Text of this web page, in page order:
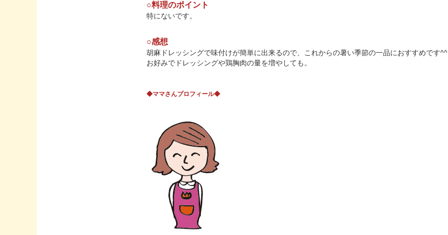
○料理のポイント
特にないです。
○感想
胡麻ドレッシングで味付けが簡単に出来るので、これからの暑い季節の一品におすすめです^^
お好みでドレッシングや鶏胸肉の量を増やしても。
◆ママさんプロフィール◆